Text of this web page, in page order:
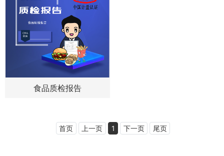
食品质检报告
首页 上一页 1 下一页 尾页